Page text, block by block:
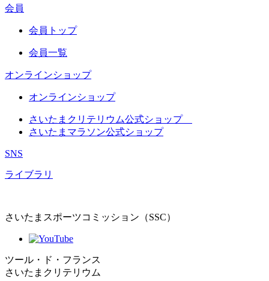
会員
会員トップ
会員一覧
オンラインショップ
オンラインショップ
さいたまクリテリウム公式ショップ
さいたまマラソン公式ショップ
SNS
ライブラリ
さいたまスポーツコミッション（SSC）
ツール・ド・フランス
さいたまクリテリウム